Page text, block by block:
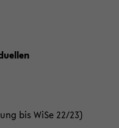
bis WiSe 22/23)